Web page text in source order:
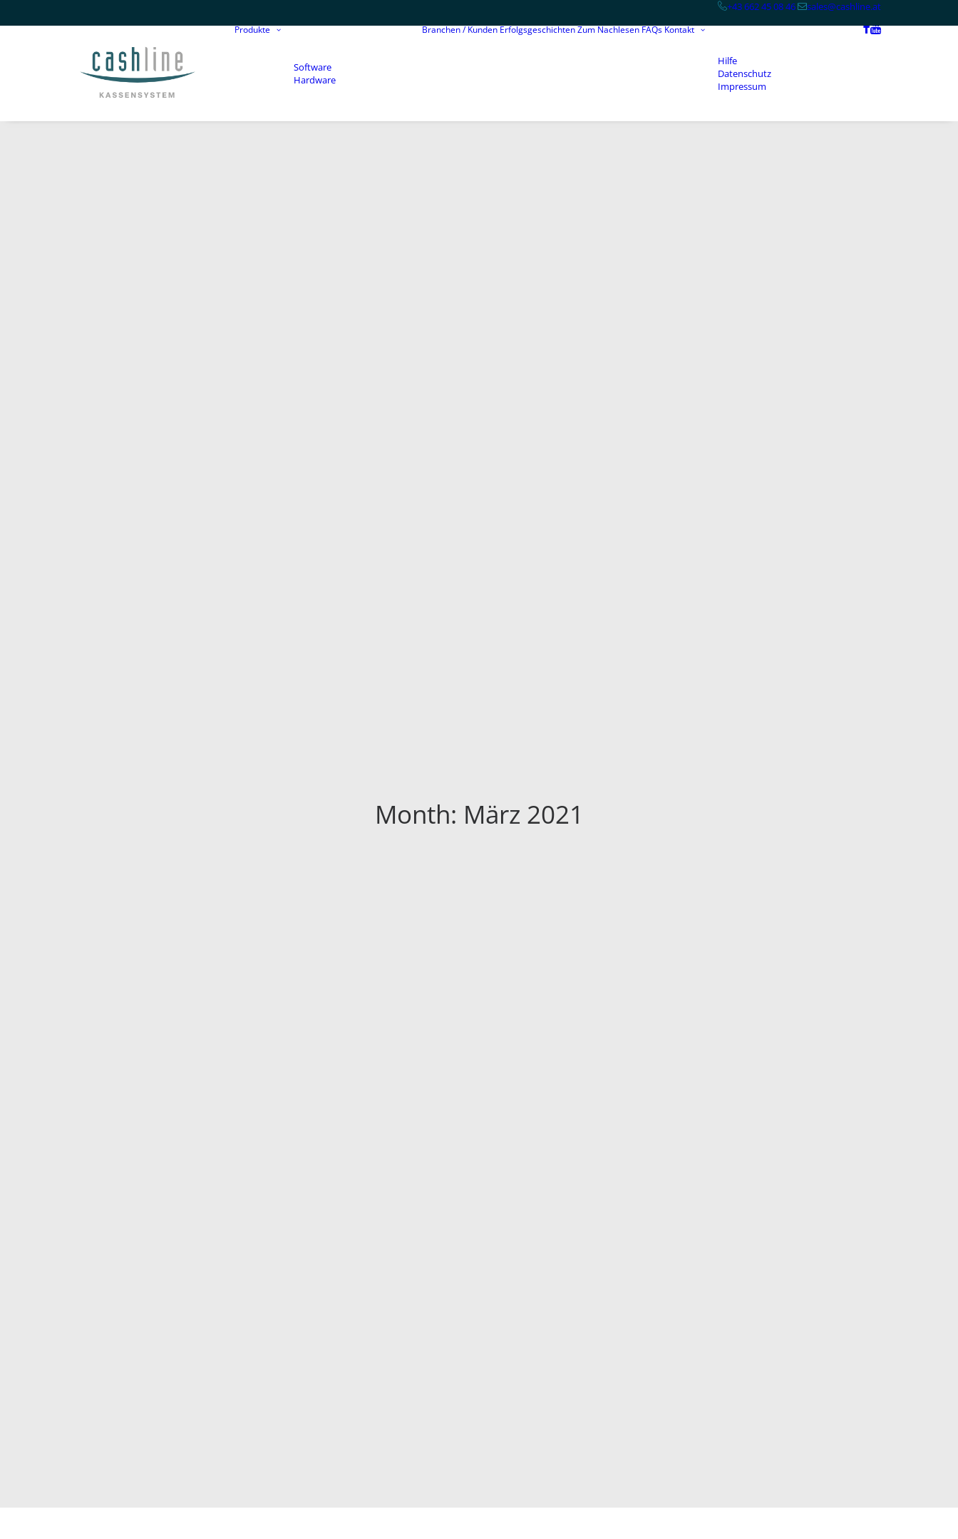
+43 662 45 08 46 sales@cashline.at
Produkte
Software
Hardware
Branchen / KundenErfolgsgeschichtenZum NachlesenFAQsKontakt
Hilfe
Datenschutz
Impressum
Month: März 2021